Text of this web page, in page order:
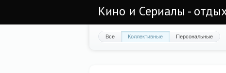
Кино и Сериалы -
Все Коллективные Персональные